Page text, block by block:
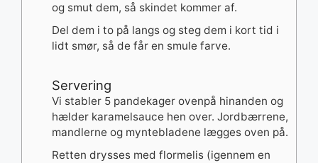
og smut dem, så skindet kommer af.
Del dem i to på langs og steg dem i kort tid i
lidt smør, så de får en smule farve.
Servering
Vi stabler 5 pandekager ovenpå hinanden og
hælder karamelsauce hen over. Jordbærrene,
mandlerne og myntebladene lægges oven på.
Retten drysses med flormelis (igennem en